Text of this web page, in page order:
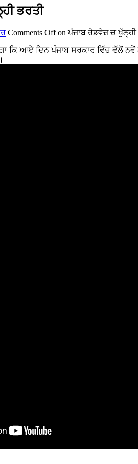
ਭਰਤੀ
Comments Offon ਪੰਜਾਬ ਰੋਡਵੇਜ਼ ਚ ਖੁੱਲ੍ਹੀ
ਕਿ ਆਏ ਦਿਨ ਪੰਜਾਬ ਸਰਕਾਰ ਵਿੱਚ ਵੱਲੋਂ